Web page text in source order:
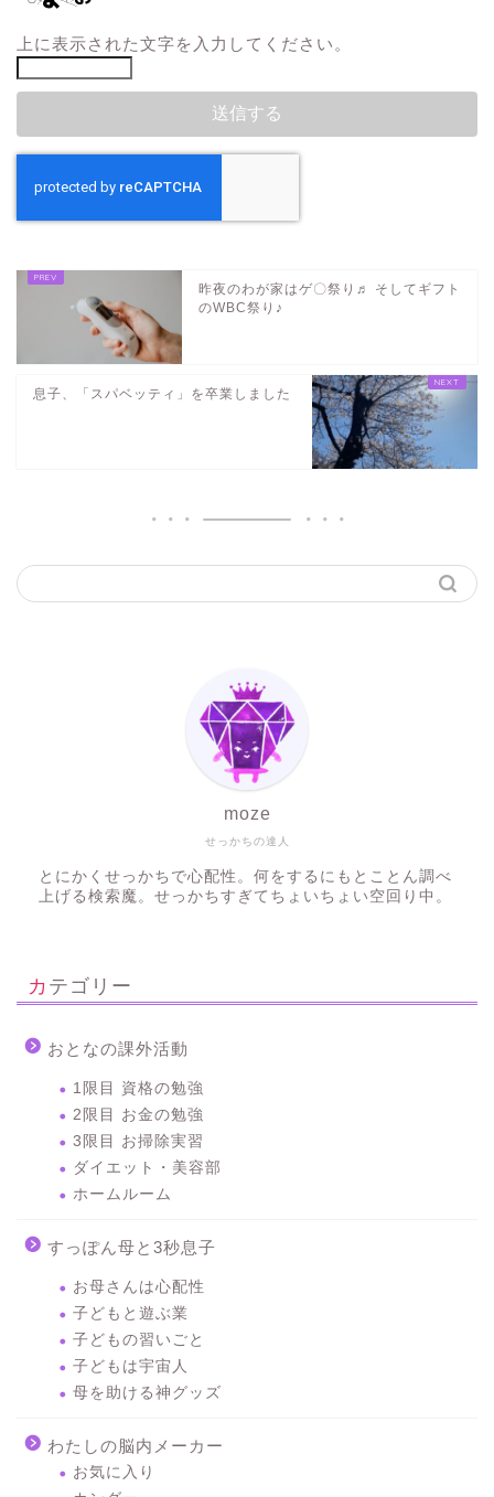
上に表示された文字を入力してください。
昨夜のわが家はゲ〇祭り♬ そしてギフト
のWBC祭り♪
息子、「スパベッティ」を卒業しました
せっかちの達人
moze
とにかくせっかちで心配性。何をするにもとことん調べ
上げる検索魔。せっかちすぎてちょいちょい空回り中。
カテゴリー
おとなの課外活動
1限目 資格の勉強
2限目 お金の勉強
3限目 お掃除実習
ダイエット・美容部
ホームルーム
すっぽん母と3秒息子
お母さんは心配性
子どもと遊ぶ業
子どもの習いごと
子どもは宇宙人
母を助ける神グッズ
わたしの脳内メーカー
お気に入り